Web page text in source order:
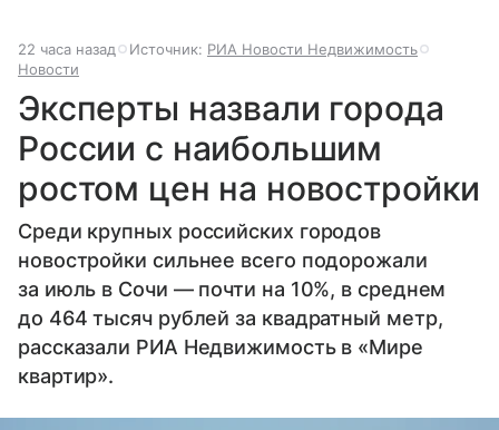
22 часа назад Источник: РИА Новости Недвижимость
Новости
Эксперты назвали города
России с наибольшим
ростом цен на новостройки
Среди крупных российских городов
новостройки сильнее всего подорожали
за июль в Сочи — почти на 10%, в среднем
до 464 тысяч рублей за квадратный метр,
рассказали РИА Недвижимость в «Мире
квартир».